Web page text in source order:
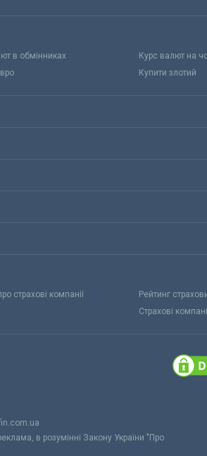
в обмінниках
Курс валют на
Купити злотий
страхові компанії
Рейтинг
Страхові
в розумінні Закону України "Про